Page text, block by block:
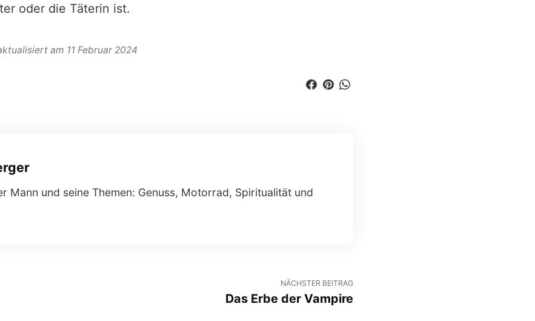
oder die Täterin ist.
am 11 Februar 2024
Mann und seine Themen: Genuss, Motorrad, Spiritualität und
NÄCHSTER BEITRAG
Das Erbe der Vampire